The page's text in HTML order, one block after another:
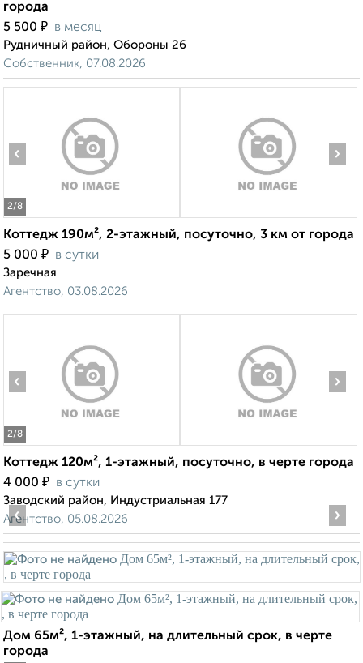
города
5 500 ₽ в месяц
Рудничный район, Обороны 26
Собственник, 07.08.2026
2/8
‹ ›
Коттедж 190м², 2-этажный, посуточно, 3 км от города
5 000 ₽ в сутки
Заречная
Агентство, 03.08.2026
2/8
‹ ›
Коттедж 120м², 1-этажный, посуточно, в черте города
4 000 ₽ в сутки
Заводский район, Индустриальная 177
Агентство, 05.08.2026
‹ ›
Дом 65м², 1-этажный, на длительный срок, в черте
города